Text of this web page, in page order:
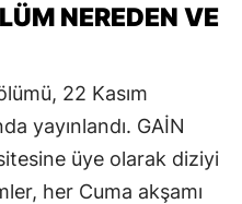
NEREDEN VE
22 Kasım
yayınlandı. GAİN
üye olarak diziyi
her Cuma akşamı